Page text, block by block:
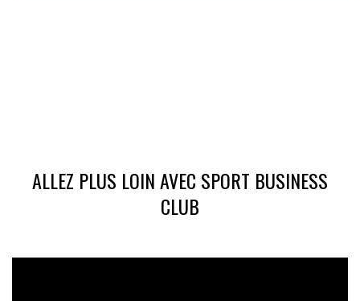
ALLEZ PLUS LOIN AVEC SPORT BUSINESS
CLUB